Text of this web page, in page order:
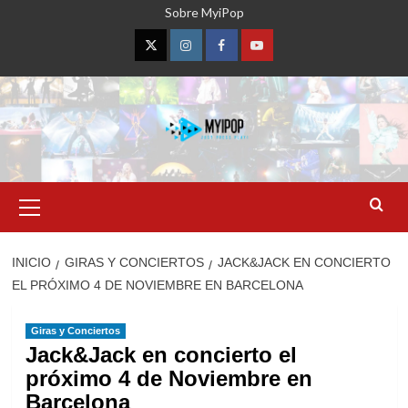
Sobre MyiPop
TwitterInstagramFacebookYouTube
primario
INICIO GIRAS Y CONCIERTOS
JACK&JACK EN CONCIERTO
EL PRÓXIMO 4 DE NOVIEMBRE EN BARCELONA
Giras y Conciertos
Jack&Jack en concierto el
próximo 4 de Noviembre en
Barcelona